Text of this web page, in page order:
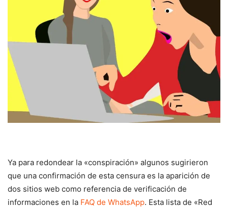
Ya para redondear la «conspiración» algunos sugirieron
que una confirmación de esta censura es la aparición de
dos sitios web como referencia de verificación de
informaciones en la FAQ de WhatsApp. Esta lista de «Red